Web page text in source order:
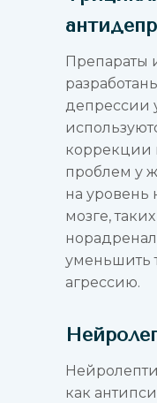
Препараты
депрессии
коррекции
проблем у
на уровень
мозге,
уменьшить
агрессию.
как